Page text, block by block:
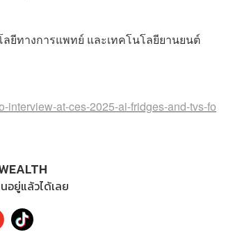
ยีทางการแพทย์ และเทคโนโลยียานยนต์
interview-at-ces-2025-ai-fridges-and-tvs-fo
อยู่แล้วได้เลย